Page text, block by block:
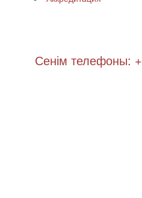
Сенім телефоны: